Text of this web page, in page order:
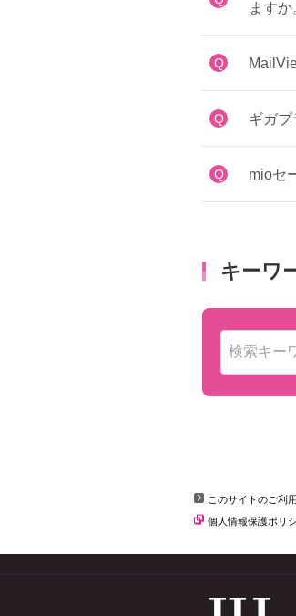
ます
Q
Q ギガプ
Q mioセ
このサイトのご利
個人情報保護ポリ